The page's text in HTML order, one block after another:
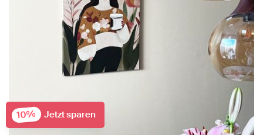
10% Jetzt sparen